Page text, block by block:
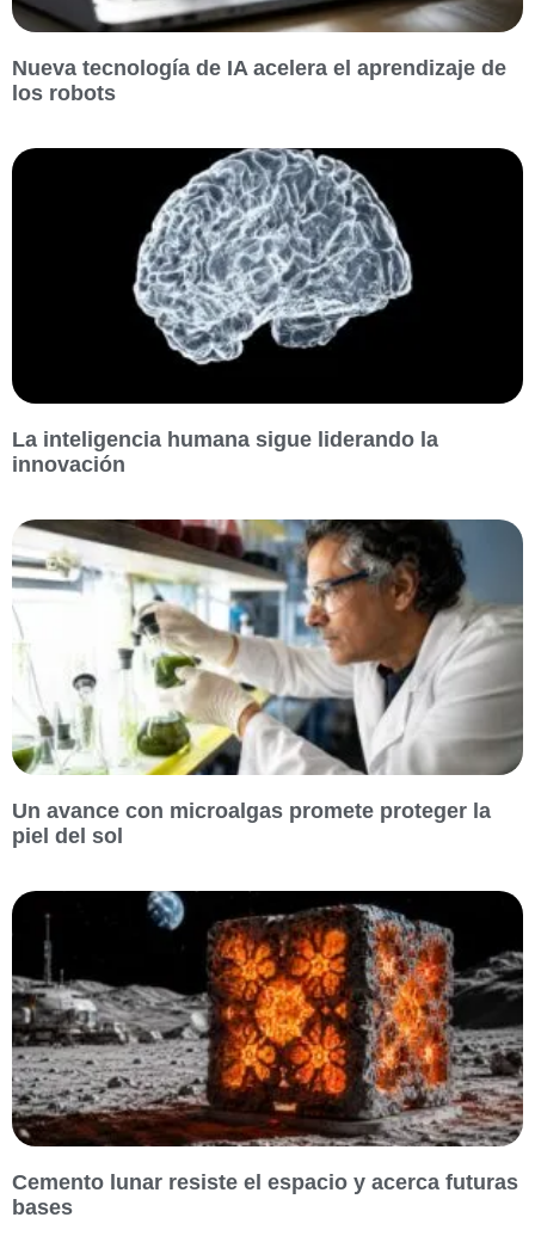
Nueva tecnología de IA acelera el aprendizaje de
los robots
La inteligencia humana sigue liderando la
innovación
Un avance con microalgas promete proteger la
piel del sol
Cemento lunar resiste el espacio y acerca futuras
bases